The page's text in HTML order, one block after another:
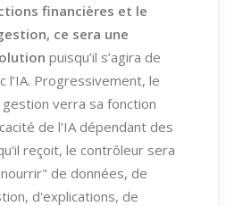
financières et le
ce sera une
puisqu’il s’agira de
l’IA. Progressivement, le
verra sa fonction
de l'IA dépendant des
reçoit, le contrôleur sera
de données, de
d'explications, de